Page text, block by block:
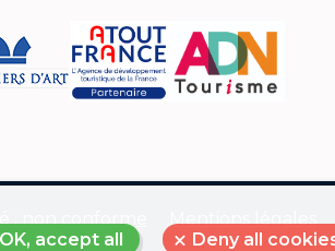
: non conforme Mentions légales
OK, accept all Deny all